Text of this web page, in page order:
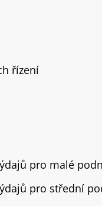
řízení
pro malé
pro střední